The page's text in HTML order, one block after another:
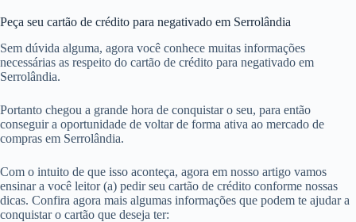
Peça seu cartão de crédito para negativado em Serrolândia
Sem dúvida alguma, agora você conhece muitas informações
necessárias as respeito do cartão de crédito para negativado em
Serrolândia.
Portanto chegou a grande hora de conquistar o seu, para então
conseguir a oportunidade de voltar de forma ativa ao mercado de
compras em Serrolândia.
Com o intuito de que isso aconteça, agora em nosso artigo vamos
ensinar a você leitor (a) pedir seu cartão de crédito conforme nossas
dicas. Confira agora mais algumas informações que podem te ajudar a
conquistar o cartão que deseja ter: